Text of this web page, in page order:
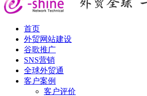
首页
外贸网站建设
谷歌推广
SNS营销
全球外贸通
客户案例
客户评价